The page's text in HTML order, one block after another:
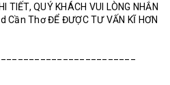
TIẾT, QUÝ KHÁCH VUI LÒNG NHẮN
Cần Thơ ĐỂ ĐƯỢC TƯ VẤN KĨ HƠN